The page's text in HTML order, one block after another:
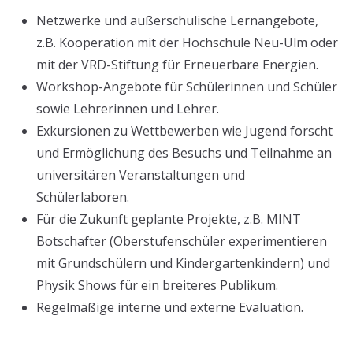
Netzwerke und außerschulische Lernangebote,
z.B. Kooperation mit der Hochschule Neu-Ulm oder
mit der VRD-Stiftung für Erneuerbare Energien.
Workshop-Angebote für Schülerinnen und Schüler
sowie Lehrerinnen und Lehrer.
Exkursionen zu Wettbewerben wie Jugend forscht
und Ermöglichung des Besuchs und Teilnahme an
universitären Veranstaltungen und
Schülerlaboren.
Für die Zukunft geplante Projekte, z.B. MINT
Botschafter (Oberstufenschüler experimentieren
mit Grundschülern und Kindergartenkindern) und
Physik Shows für ein breiteres Publikum.
Regelmäßige interne und externe Evaluation.